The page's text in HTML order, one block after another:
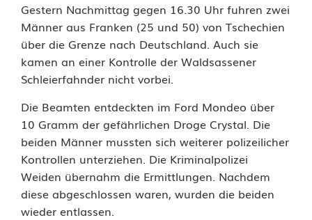
s
F
r
n
k
e
n
Gestern Nachmittag gegen 16.30 Uhr fuhren zwei
Männer aus Franken (25 und 50) von Tschechien
über die Grenze nach Deutschland. Auch sie
kamen an einer Kontrolle der Waldsassener
Schleierfahnder nicht vorbei.
Die Beamten entdeckten im Ford Mondeo über
10 Gramm der gefährlichen Droge Crystal. Die
beiden Männer mussten sich weiterer polizeilicher
Kontrollen unterziehen. Die Kriminalpolizei
Weiden übernahm die Ermittlungen. Nachdem
diese abgeschlossen waren, wurden die beiden
wieder entlassen.